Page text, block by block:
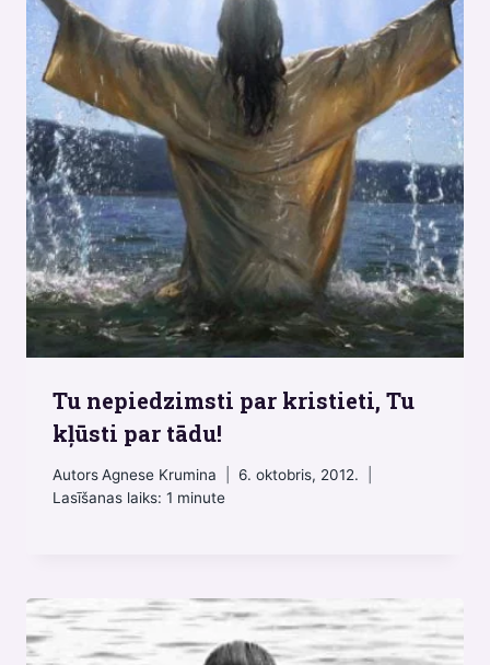
Tu nepiedzimsti par kristieti, Tu
kļūsti par tādu!
AutorsAgnese Krumina
6. oktobris, 2012.
Lasīšanas laiks: 1 minute